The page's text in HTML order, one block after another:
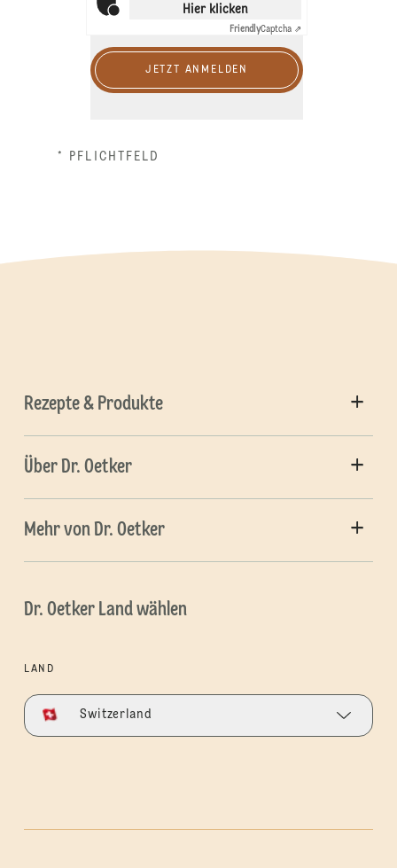
Hier klicken
FriendlyCaptcha ⇗
JETZT ANMELDEN
* PFLICHTFELD
Rezepte & Produkte
Über Dr. Oetker
Mehr von Dr. Oetker
Dr. Oetker Land wählen
LAND
Switzerland